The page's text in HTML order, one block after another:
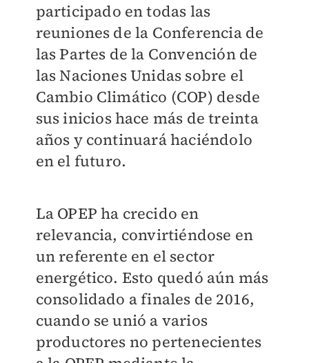
participado en todas las
reuniones de la Conferencia de
las Partes de la Convención de
las Naciones Unidas sobre el
Cambio Climático (COP) desde
sus inicios hace más de treinta
años y continuará haciéndolo
en el futuro.
La OPEP ha crecido en
relevancia, convirtiéndose en
un referente en el sector
energético. Esto quedó aún más
consolidado a finales de 2016,
cuando se unió a varios
productores no pertenecientes